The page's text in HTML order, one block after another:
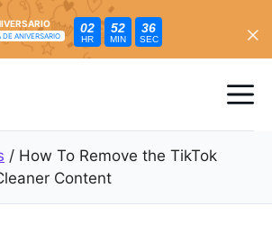
DE ANIVERSARIO
02
HR
52
MIN
34
SEC
/ How To Remove the TikTok
Content